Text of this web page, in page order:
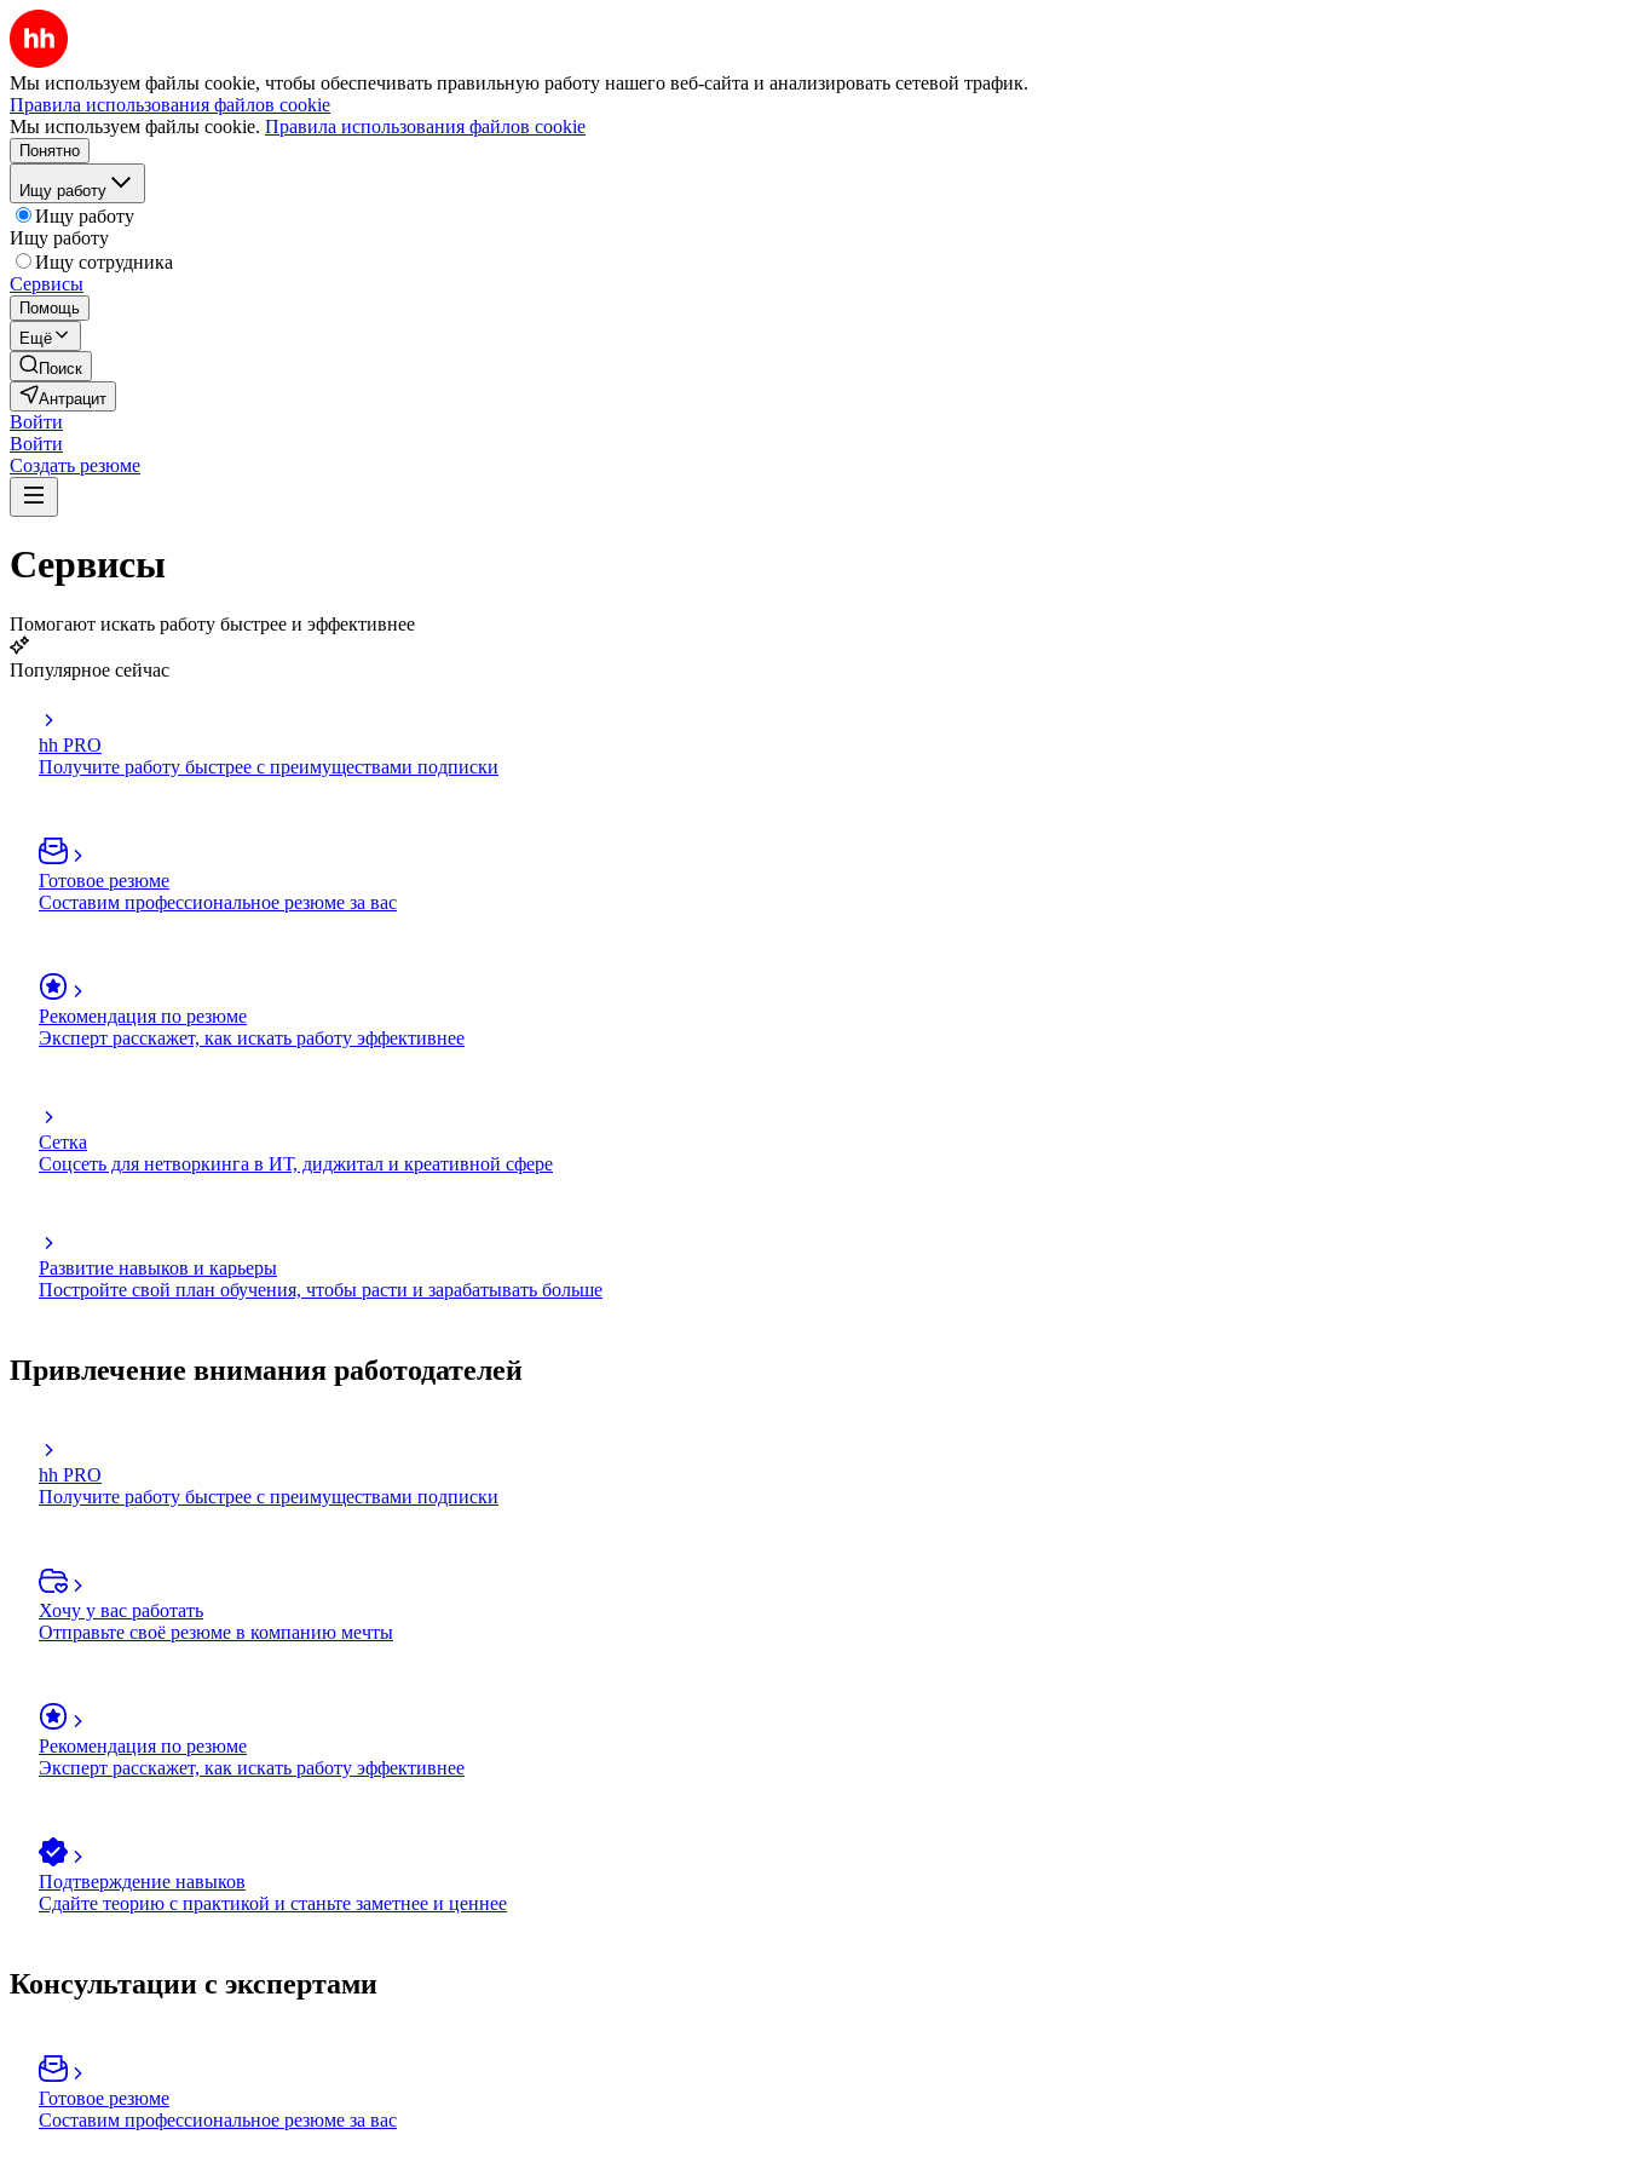
Мы используем файлы cookie, чтобы обеспечивать правильную работу нашего веб-сайта и анализировать сетевой трафик.
Правила использования файлов cookie
Мы используем файлы cookie. Правила использования файлов cookie
Понятно
Ищу работу
Ищу работу
Ищу работу
Ищу сотрудника
Сервисы
Помощь
Ещё
Поиск
Антрацит
Войти
Войти
Создать резюме
Сервисы
Помогают искать работу быстрее и эффективнее
Популярное сейчас
hh PRO
Получите работу быстрее с преимуществами подписки
Готовое резюме
Составим профессиональное резюме за вас
Рекомендация по резюме
Эксперт расскажет, как искать работу эффективнее
Сетка
Соцсеть для нетворкинга в ИТ, диджитал и креативной сфере
Развитие навыков и карьеры
Постройте свой план обучения, чтобы расти и зарабатывать больше
Привлечение внимания работодателей
hh PRO
Получите работу быстрее с преимуществами подписки
Хочу у вас работать
Отправьте своё резюме в компанию мечты
Рекомендация по резюме
Эксперт расскажет, как искать работу эффективнее
Подтверждение навыков
Сдайте теорию с практикой и станьте заметнее и ценнее
Консультации с экспертами
Готовое резюме
Составим профессиональное резюме за вас